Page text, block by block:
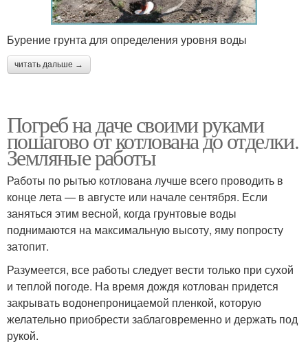
Бурение грунта для определения уровня воды
читать дальше →
Погреб на даче своими руками
пошагово от котлована до отделки.
Земляные работы
Работы по рытью котлована лучше всего проводить в
конце лета — в августе или начале сентября. Если
заняться этим весной, когда грунтовые воды
поднимаются на максимальную высоту, яму попросту
затопит.
Разумеется, все работы следует вести только при сухой
и теплой погоде. На время дождя котлован придется
закрывать водонепроницаемой пленкой, которую
желательно приобрести заблаговременно и держать под
рукой.